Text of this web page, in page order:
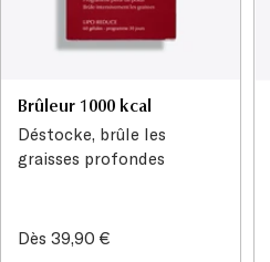
Brûleur 1000 kcal
Déstocke, brûle les
graisses profondes
Prix
Dès 39,90 €